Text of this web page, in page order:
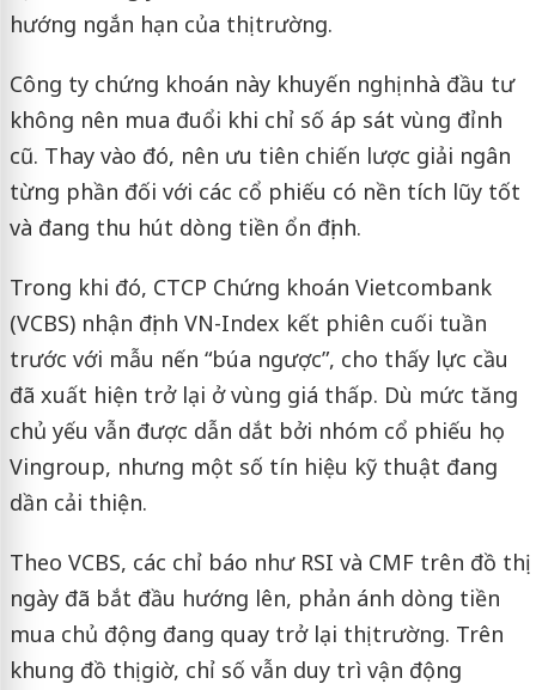
hướng ngắn hạn của thị trường.
Công ty chứng khoán này khuyến nghị nhà đầu tư
không nên mua đuổi khi chỉ số áp sát vùng đỉnh
cũ. Thay vào đó, nên ưu tiên chiến lược giải ngân
từng phần đối với các cổ phiếu có nền tích lũy tốt
và đang thu hút dòng tiền ổn định.
Trong khi đó, CTCP Chứng khoán Vietcombank
(VCBS) nhận định VN-Index kết phiên cuối tuần
trước với mẫu nến “búa ngược”, cho thấy lực cầu
đã xuất hiện trở lại ở vùng giá thấp. Dù mức tăng
chủ yếu vẫn được dẫn dắt bởi nhóm cổ phiếu họ
Vingroup, nhưng một số tín hiệu kỹ thuật đang
dần cải thiện.
Theo VCBS, các chỉ báo như RSI và CMF trên đồ thị
ngày đã bắt đầu hướng lên, phản ánh dòng tiền
mua chủ động đang quay trở lại thị trường. Trên
khung đồ thị giờ, chỉ số vẫn duy trì vận động